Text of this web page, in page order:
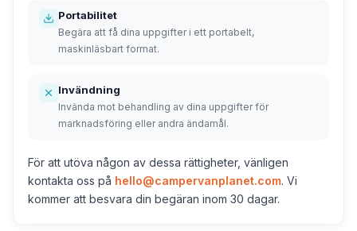
Portabilitet
Begära att få dina uppgifter i ett portabelt,
maskinläsbart format.
Invändning
Invända mot behandling av dina uppgifter för
marknadsföring eller andra ändamål.
För att utöva någon av dessa rättigheter, vänligen
kontakta oss på hello@campervanplanet.com. Vi
kommer att besvara din begäran inom 30 dagar.